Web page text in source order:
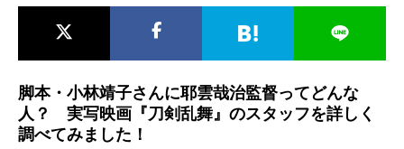
脚本・小林靖子さんに耶雲哉治監督ってどんな
人？ 実写映画『刀剣乱舞』のスタッフを詳しく
調べてみました！